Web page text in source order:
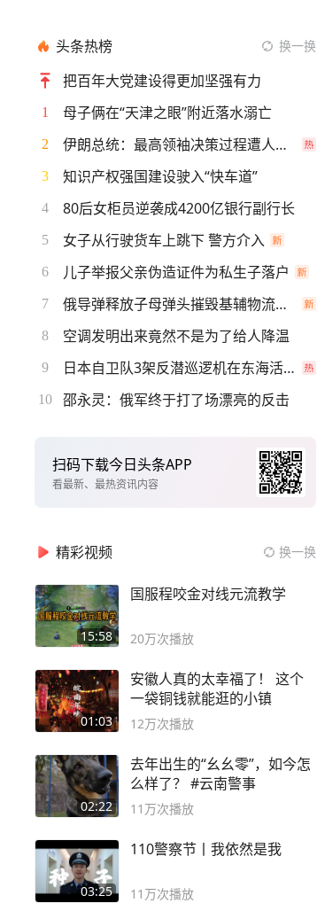
头条热榜 换一换
把百年大党建设得更加坚强有力
1 母子俩在“天津之眼”附近落水溺亡
2 伊朗总统：最高领袖决策过程遭人利用
3 知识产权强国建设驶入“快车道”
4 80后女柜员逆袭成4200亿银行副行长
5 女子从行驶货车上跳下 警方介入
6 儿子举报父亲伪造证件为私生子落户
7 俄导弹释放子母弹头摧毁基辅物流仓库
8 空调发明出来竟然不是为了给人降温
9 日本自卫队3架反潜巡逻机在东海活动
10 邵永灵：俄军终于打了场漂亮的反击
扫码下载今日头条APP
看最新、最热资讯内容
精彩视频 换一换
15:58
国服程咬金对线元流教学
20万次播放
01:03
安徽人真的太幸福了！ 这个
一袋铜钱就能逛的小镇
12万次播放
02:22
去年出生的“幺幺零”，如今怎
么样了？ #云南警事
11万次播放
03:25
110警察节丨我依然是我
11万次播放